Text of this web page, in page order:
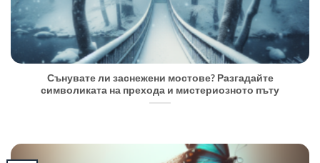
Сънувате ли заснежени мостове? Разгадайте
символиката на прехода и мистериозното пъту